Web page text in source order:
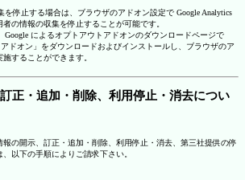
を停止する場合は、ブラウザのアドオン設定で Google Analytics
の情報の収集を停止することが可能です。
Google によるオプトアウトアドオンのダウンロードページで
アドオン」をダウンロードおよびインストールし、ブラウザのア
することができます。
正・追加・削除、利用停止・消去につい
の開示、訂正・追加・削除、利用停止・消去、第三社提供の停
以下の手順によりご請求下さい。